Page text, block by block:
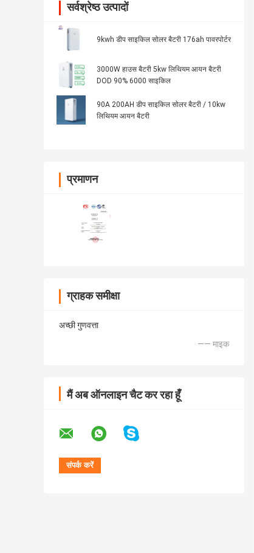
सर्वश्रेष्ठ उत्पादों
9kwh डीप साइकिल सोलर बैटरी 176ah पावरपोर्टर
3000W हाउस बैटरी 5kw लिथियम आयन बैटरी
DOD 90% 6000 साइकिल
90A 200AH डीप साइकिल सोलर बैटरी / 10kw
लिथियम आयन बैटरी
प्रमाणन
ग्राहक समीक्षा
अच्छी गुणवत्ता
—— माइक
मैं अब ऑनलाइन चैट कर रहा हूँ